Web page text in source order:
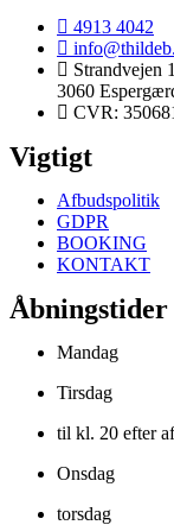
4913 4042
Strandvejen
3060
CVR:
Vigtigt
Afbudspolitik
GDPR
BOOKING
KONTAKT
Åbningstider
Mandag
Tirsdag
til kl. 20 efter
Onsdag
torsdag